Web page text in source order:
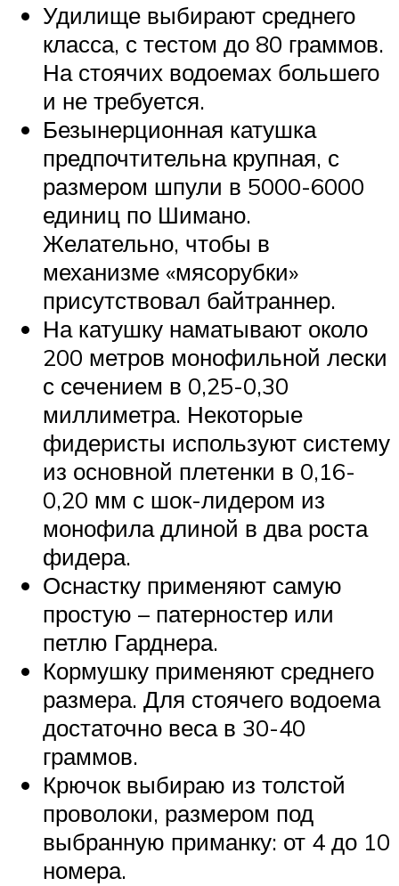
Удилище выбирают среднего
класса, с тестом до 80 граммов.
На стоячих водоемах большего
и не требуется.
Безынерционная катушка
предпочтительна крупная, с
размером шпули в 5000-6000
единиц по Шимано.
Желательно, чтобы в
механизме «мясорубки»
присутствовал байтраннер.
На катушку наматывают около
200 метров монофильной лески
с сечением в 0,25-0,30
миллиметра. Некоторые
фидеристы используют систему
из основной плетенки в 0,16-
0,20 мм с шок-лидером из
монофила длиной в два роста
фидера.
Оснастку применяют самую
простую – патерностер или
петлю Гарднера.
Кормушку применяют среднего
размера. Для стоячего водоема
достаточно веса в 30-40
граммов.
Крючок выбираю из толстой
проволоки, размером под
выбранную приманку: от 4 до 10
номера.